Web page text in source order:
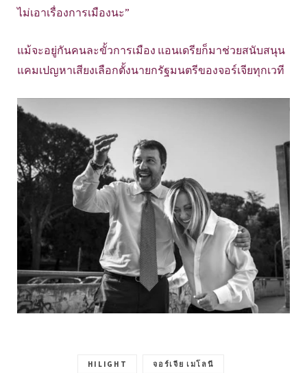
ไม่เอาเรื่องการเมืองนะ”
แม้จะอยู่กันคนละขั้วการเมือง แอนเดรียก็มาช่วยสนับสนุน
แคมเปญหาเสียงเลือกตั้งนายกรัฐมนตรีของจอร์เจียทุกเวที
HILIGHT จอร์เจีย เมโลนี